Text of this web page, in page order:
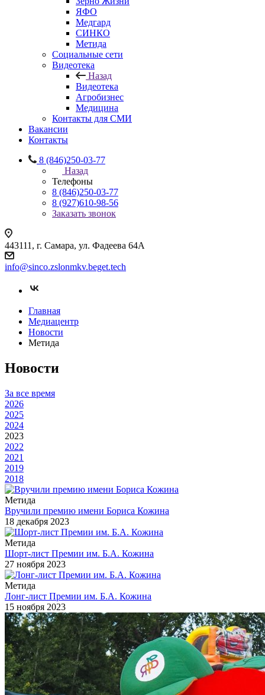
ЯФО
Медгард
СИНКО
Метида
Социальные сети
Видеотека
Назад
Видеотека
Агробизнес
Медицина
Контакты для СМИ
Вакансии
Контакты
8 (846)250-03-77
Назад
Телефоны
8 (846)250-03-77
8 (927)610-98-56
Заказать звонок
443111, г. Самара, ул. Фадеева 64А
info@sinco.zslonmkv.beget.tech
Главная
Медиацентр
Новости
Метида
Новости
За все время
2026
2025
2024
2023
2022
2021
2019
2018
Метида
Вручили премию имени Бориса Кожина
18 декабря 2023
Метида
Шорт-лист Премии им. Б.А. Кожина
27 ноября 2023
Метида
Лонг-лист Премии им. Б.А. Кожина
15 ноября 2023